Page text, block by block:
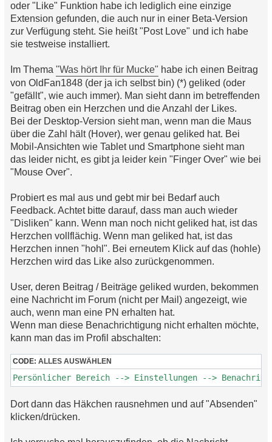
e
n
r
B
t
a
g
oder "Like" Funktion habe ich lediglich eine einzige
Extension gefunden, die auch nur in einer Beta-Version
zur Verfügung steht. Sie heißt "Post Love" und ich habe
sie testweise installiert.
Im Thema "Was hört Ihr für Mucke" habe ich einen Beitrag
von OldFan1848 (der ja ich selbst bin) (*) geliked (oder
"gefällt", wie auch immer). Man sieht dann im betreffenden
Beitrag oben ein Herzchen und die Anzahl der Likes.
Bei der Desktop-Version sieht man, wenn man die Maus
über die Zahl hält (Hover), wer genau geliked hat. Bei
Mobil-Ansichten wie Tablet und Smartphone sieht man
das leider nicht, es gibt ja leider kein "Finger Over" wie bei
"Mouse Over".
Probiert es mal aus und gebt mir bei Bedarf auch
Feedback. Achtet bitte darauf, dass man auch wieder
"Disliken" kann. Wenn man noch nicht geliked hat, ist das
Herzchen vollflächig. Wenn man geliked hat, ist das
Herzchen innen "hohl". Bei erneutem Klick auf das (hohle)
Herzchen wird das Like also zurückgenommen.
User, deren Beitrag / Beiträge geliked wurden, bekommen
eine Nachricht im Forum (nicht per Mail) angezeigt, wie
auch, wenn man eine PN erhalten hat.
Wenn man diese Benachrichtigung nicht erhalten möchte,
kann man das im Profil abschalten:
CODE: ALLES AUSWÄHLEN
Persönlicher Bereich --> Einstellungen -->
Dort dann das Häkchen rausnehmen und auf "Absenden"
klicken/drücken.